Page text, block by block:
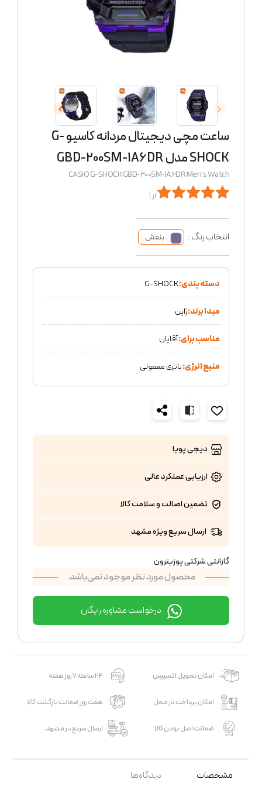
ساعت مچی دیجیتال مردانه کاسیو G-
SHOCK مدل GBD-200SM-1A6DR
CASIO G-SHOCK GBD-200SM-1A6DR Men's Watch
از 1
انتخاب رنگ : بنفش
دسته بندی:G-SHOCK
مبدا برند:ژاپن
مناسب برای:آقایان
منبع انرژی:باتری معمولی
دیجی پویا
ارزیابی عملکردعالی
تضمین اصالت و سلامت کالا
ارسال سریع ویژه مشهد
گارانتی شرکتی پوزیترون
محصول مورد نظر موجود نمی‌باشد.
درخواست مشاوره رایگان
امکان تحویل اکسپرس 24 ساعته 7 روز هفته
امکان پرداخت در محل هفت روز ضمانت بازگشت کالا
ضمانت اصل بودن کالا ارسال سریع در مشهد
مشخصات دیدگاه‌ها